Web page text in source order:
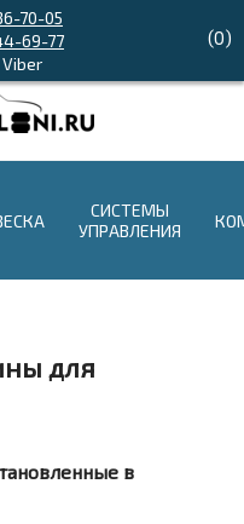
70-05
69-77
(0)
СИСТЕМЫ
УПРАВЛЕНИЯ
для
в